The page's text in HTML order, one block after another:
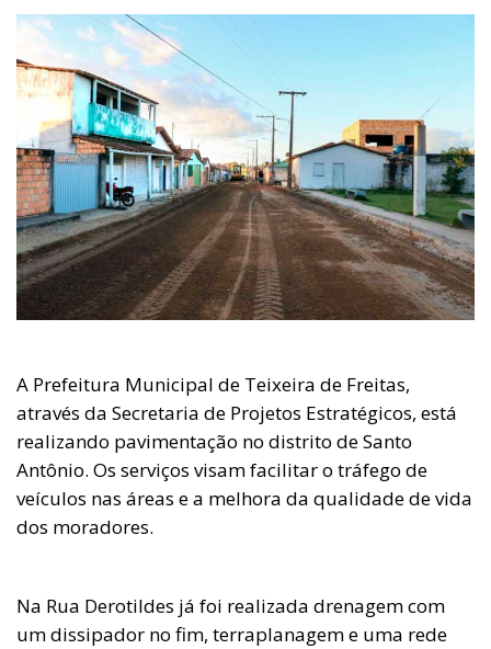
A Prefeitura Municipal de Teixeira de Freitas,
através da Secretaria de Projetos Estratégicos, está
realizando pavimentação no distrito de Santo
Antônio. Os serviços visam facilitar o tráfego de
veículos nas áreas e a melhora da qualidade de vida
dos moradores.
Na Rua Derotildes já foi realizada drenagem com
um dissipador no fim, terraplanagem e uma rede